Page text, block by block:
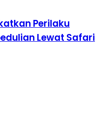
Perilaku
Lewat Safari